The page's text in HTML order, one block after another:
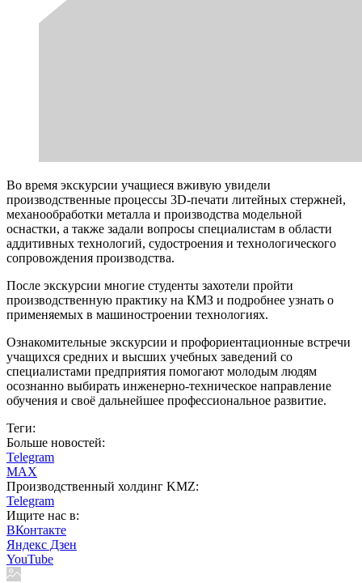
Во время экскурсии учащиеся вживую увидели
производственные процессы 3D-печати литейных стержней,
механообработки металла и производства модельной
оснастки, а также задали вопросы специалистам в области
аддитивных технологий, судостроения и технологического
сопровождения производства.
После экскурсии многие студенты захотели пройти
производственную практику на КМЗ и подробнее узнать о
применяемых в машиностроении технологиях.
Ознакомительные экскурсии и профориентационные встречи
учащихся средних и высших учебных заведений со
специалистами предприятия помогают молодым людям
осознанно выбирать инженерно-техническое направление
обучения и своё дальнейшее профессиональное развитие.
Теги:
Больше новостей:
Telegram
MAX
Производственный холдинг KMZ:
Telegram
Ищите нас в:
ВКонтакте
Яндекс Дзен
YouTube